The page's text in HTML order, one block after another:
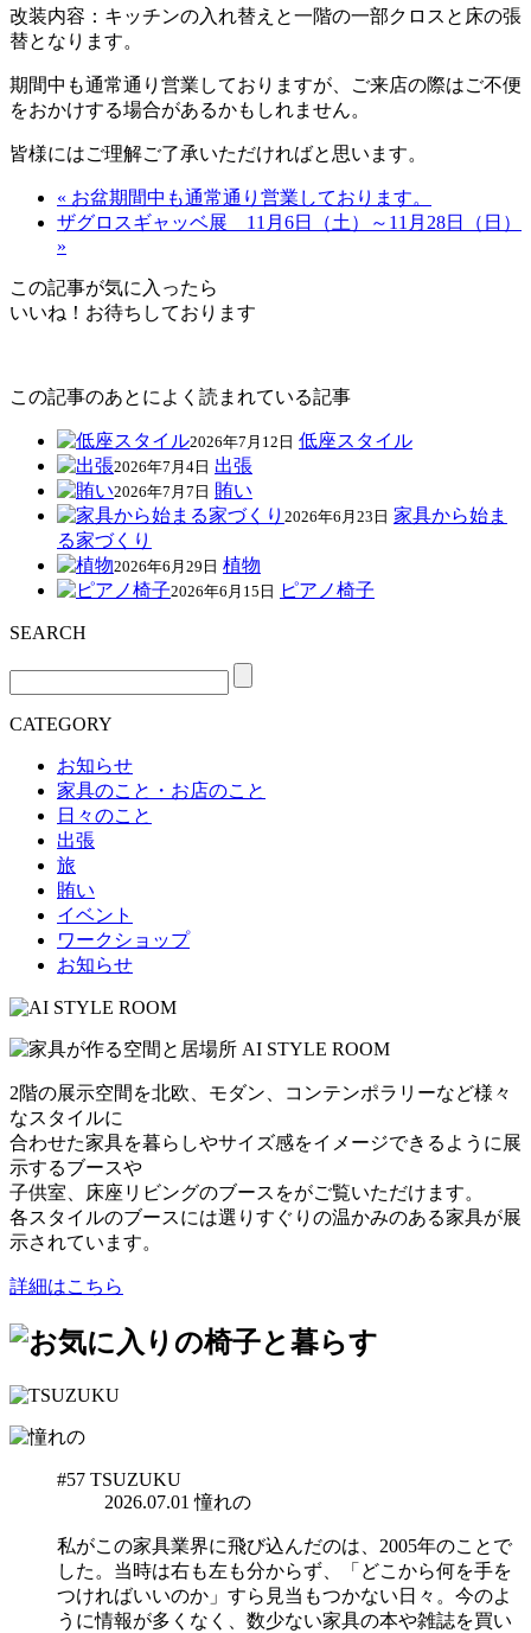
改装内容：キッチンの入れ替えと一階の一部クロスと床の張
替となります。
期間中も通常通り営業しておりますが、ご来店の際はご不便
をおかけする場合があるかもしれません。
皆様にはご理解ご了承いただければと思います。
« お盆期間中も通常通り営業しております。
ザグロスギャッベ展 11月6日（土）～11月28日（日）
»
この記事が気に入ったら
いいね！お待ちしております
この記事のあとによく読まれている記事
2026年7月12日 低座スタイル
2026年7月4日 出張
2026年7月7日 賄い
2026年6月23日 家具から始ま
る家づくり
2026年6月29日 植物
2026年6月15日 ピアノ椅子
SEARCH
CATEGORY
お知らせ
家具のこと・お店のこと
日々のこと
出張
旅
賄い
イベント
ワークショップ
お知らせ
2階の展示空間を北欧、モダン、コンテンポラリーなど様々
なスタイルに
合わせた家具を暮らしやサイズ感をイメージできるように展
示するブースや
子供室、床座リビングのブースをがご覧いただけます。
各スタイルのブースには選りすぐりの温かみのある家具が展
示されています。
詳細はこちら
#57 TSUZUKU
2026.07.01 憧れの
私がこの家具業界に飛び込んだのは、2005年のことで
した。当時は右も左も分からず、「どこから何を手を
つければいいのか」すら見当もつかない日々。今のよ
うに情報が多くなく、数少ない家具の本や雑誌を買い